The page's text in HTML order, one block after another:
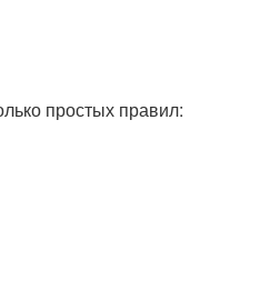
простых правил: